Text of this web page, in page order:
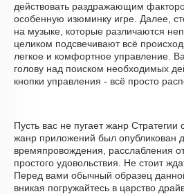
действовать раздражающим
особенную изюминку игре. Далее,
на музыке, которые различаются
целиком подсвечивают всё
легкое и комфортное управление.
голову над поиском необходимых
кнопки управления - всё просто
Пусть вас не пугает жанр
жанр приложений был опубликован
времяпровождения, расслабления
простого удовольствия. Не стоит
Перед вами обычный образец
вникая погружайтесь в царство